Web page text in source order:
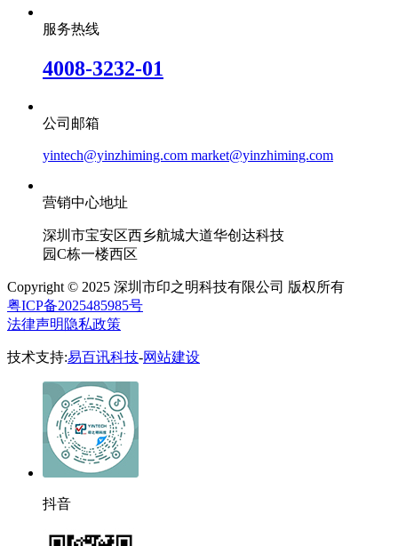
服务热线
4008-3232-01
公司邮箱
yintech@yinzhiming.com market@yinzhiming.com
营销中心地址
深圳市宝安区西乡航城大道华创达科技
园C栋一楼西区
Copyright © 2025 深圳市印之明科技有限公司 版权所有
粤ICP备2025485985号
法律声明 隐私政策
技术支持:易百讯科技-网站建设
抖音